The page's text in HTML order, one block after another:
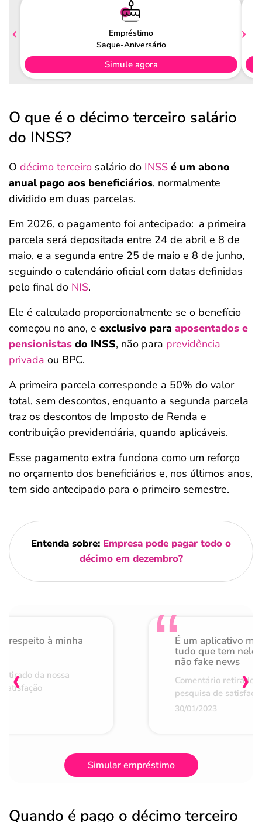
Empréstimo
Saque-Aniversário
Simule agora
O que é o décimo terceiro salário
do INSS?
O décimo terceiro salário do INSS é um abono
anual pago aos beneficiários, normalmente
dividido em duas parcelas.
Em 2026, o pagamento foi antecipado: a primeira
parcela será depositada entre 24 de abril e 8 de
maio, e a segunda entre 25 de maio e 8 de junho,
seguindo o calendário oficial com datas definidas
pelo final do NIS.
Ele é calculado proporcionalmente se o benefício
começou no ano, e exclusivo para aposentados e
pensionistas do INSS, não para previdência
privada ou BPC.
A primeira parcela corresponde a 50% do valor
total, sem descontos, enquanto a segunda parcela
traz os descontos de Imposto de Renda e
contribuição previdenciária, quando aplicáveis.
Esse pagamento extra funciona como um reforço
no orçamento dos beneficiários e, nos últimos anos,
tem sido antecipado para o primeiro semestre.
Entenda sobre: Empresa pode pagar todo o
décimo em dezembro?
respeito à minha
da nossa
É um aplicativo
tudo que tem nele
não fake news
Comentário retirado
pesquisa de
30/01/2023
‹ ›
Simular empréstimo
Quando é pago o décimo terceiro